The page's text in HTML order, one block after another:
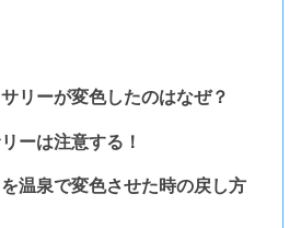
リーが変色したのはなぜ？
ーは注意する！
温泉で変色させた時の戻し方